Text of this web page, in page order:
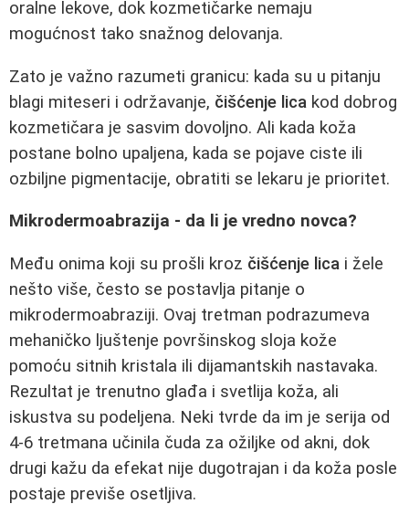
oralne lekove, dok kozmetičarke nemaju
mogućnost tako snažnog delovanja.
Zato je važno razumeti granicu: kada su u pitanju
blagi miteseri i održavanje, čišćenje lica kod dobrog
kozmetičara je sasvim dovoljno. Ali kada koža
postane bolno upaljena, kada se pojave ciste ili
ozbiljne pigmentacije, obratiti se lekaru je prioritet.
Mikrodermoabrazija - da li je vredno novca?
Među onima koji su prošli kroz čišćenje lica i žele
nešto više, često se postavlja pitanje o
mikrodermoabraziji. Ovaj tretman podrazumeva
mehaničko ljuštenje površinskog sloja kože
pomoću sitnih kristala ili dijamantskih nastavaka.
Rezultat je trenutno glađa i svetlija koža, ali
iskustva su podeljena. Neki tvrde da im je serija od
4-6 tretmana učinila čuda za ožiljke od akni, dok
drugi kažu da efekat nije dugotrajan i da koža posle
postaje previše osetljiva.